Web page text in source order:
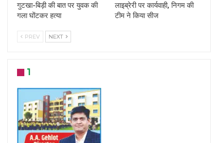
गुटखा-बिड़ी की बात पर युवक की
गला घोंटकर हत्या
लाइब्रेरी पर कार्यवाही, निगम की
टीम ने किया सीज
PREV NEXT
1